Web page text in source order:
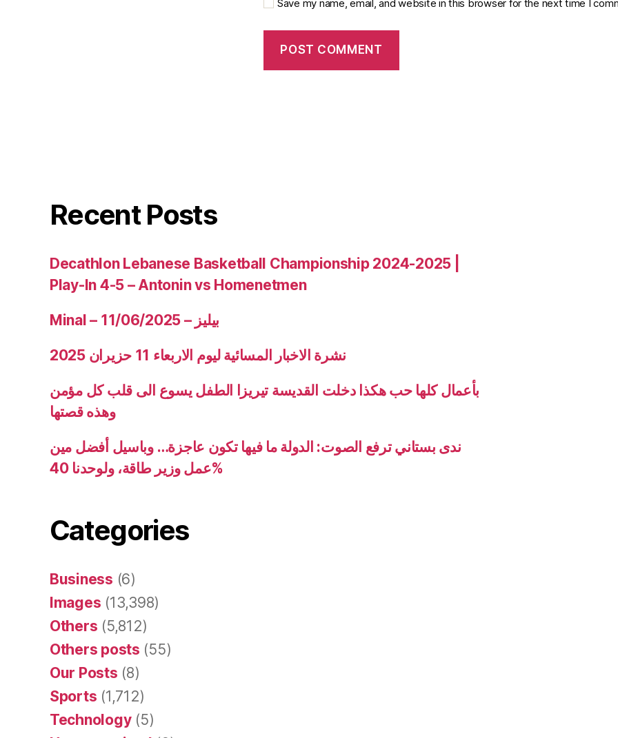
Save my name, email, and website in this browser for the next time I
Recent Posts
Decathlon Lebanese Basketball Championship 2024-2025 |
Play-In 4-5 – Antonin vs Homenetmen
Minal – 11/06/2025 – بيليز
نشرة الاخبار المسائية ليوم الاربعاء 11 حزيران 2025
بأعمال كلها حب هكذا دخلت القديسة تيريزا الطفل يسوع الى قلب كل مؤمن
وهذه قصتها
ندى بستاني ترفع الصوت: الدولة ما فيها تكون عاجزة… وباسيل أفضل مين
عمل وزير طاقة، ولوحدنا 40%
Categories
Business (6)
Images (13,398)
Others (5,812)
Others posts (55)
Our Posts (8)
Sports (1,712)
Technology(5)